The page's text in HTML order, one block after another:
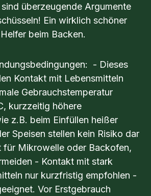
überzeugende Argumente
Ein wirklich schöner
beim Backen.
- Dieses
Kontakt mit Lebensmitteln
Gebrauchstemperatur
kurzzeitig höhere
z.B. beim Einfüllen heißer
Speisen stellen kein Risiko dar
für Mikrowelle oder Backofen,
- Kontakt mit stark
nur kurzfristig empfohlen -
Vor Erstgebrauch